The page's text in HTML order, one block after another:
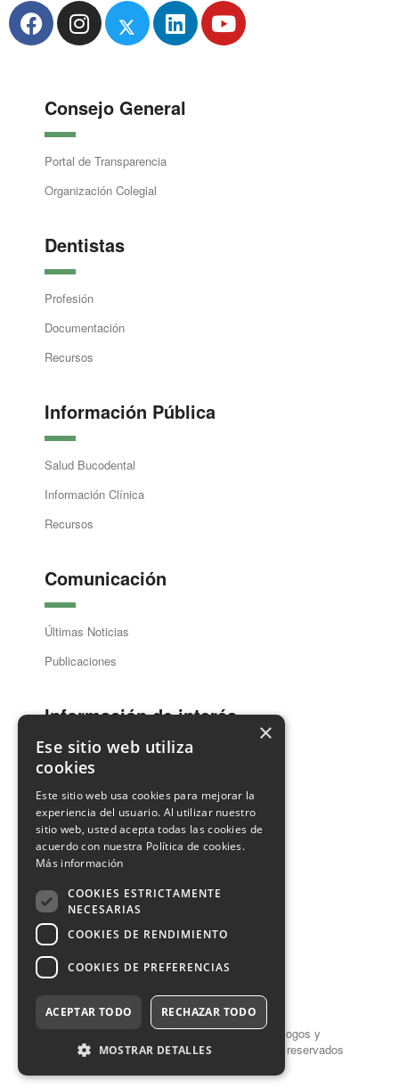
Consejo General
Portal de Transparencia
Organización Colegial
Dentistas
Profesión
Documentación
Recursos
Información Pública
Salud Bucodental
Información Clínica
Recursos
Comunicación
Últimas Noticias
Publicaciones
Información de interés
Guía Dentistas
Ventanilla Única
Contacto
Información de Contacto
Aviso legal
© 2026 Consejo General de Colegios de Odontólogos y
Estomatólogos de España - Todos los derechos reservados
×
Ese sitio web utiliza
cookies
Este sitio web usa cookies para mejorar la
experiencia del usuario. Al utilizar nuestro
sitio web, usted acepta todas las cookies de
acuerdo con nuestra Política de cookies.
Más información
COOKIES ESTRICTAMENTE
NECESARIAS
COOKIES DE RENDIMIENTO
COOKIES DE PREFERENCIAS
ACEPTAR TODO RECHAZAR TODO
MOSTRAR DETALLES